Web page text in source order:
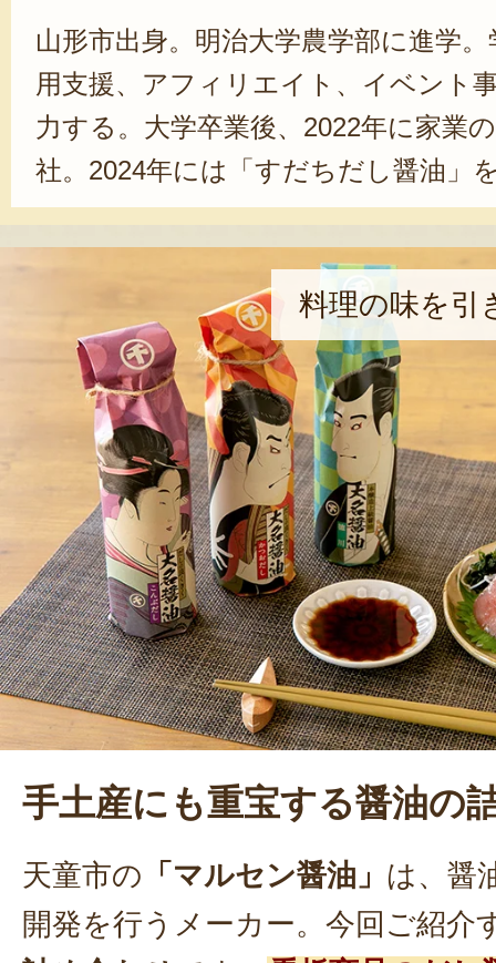
山形市出身。明治大学農学部に進学
用支援、アフィリエイト、イベント
力する。大学卒業後、2022年に家業
社。2024年には「すだちだし醤油」
ドファンディングで183人から支援
のほか、マーケティングや広報にも
「私たちの目的は、醤油や味噌を造
ん。国内でも高水準の食料自給率を
から世界へ発信を行うことや、食の
ることが大事だと考えています」と
は他社より歴史が浅く、自社に工場
そこをネガティブに捉えるのではな
も挑戦していける柔軟性があると思
ベンチャー』として、その強みを活
す」と、朗らかに笑う。
料理の味を引
手土産にも重宝する醤油の
天童市の 「マルセン醤油」 は、醤
開発を行うメーカー。今回ご紹介